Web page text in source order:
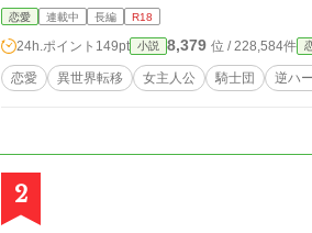
集団、皇弟ヴィクター率いる『特務班』の目に留まってしまう。 異世界人の女だとバレれば終わりの状況
モノたちの「執着の檻」へと囚われていく。 死ぬことすら許されない、逃げ場のない狂愛の底で、彼女が手にするのは⸺渇望す
る死か。望まぬ愛か。
恋愛 連載中 長編 R18
24h.ポイント 149pt 小説 8,379 位 / 228,584件
恋愛 異世界転移 女主人公 騎士団 逆ハ
2